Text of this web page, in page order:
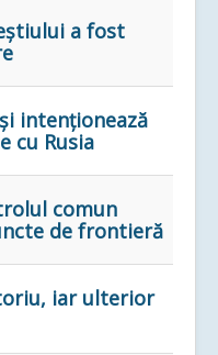
a fost
intenționează
cu Rusia
comun
de frontieră
iar ulterior